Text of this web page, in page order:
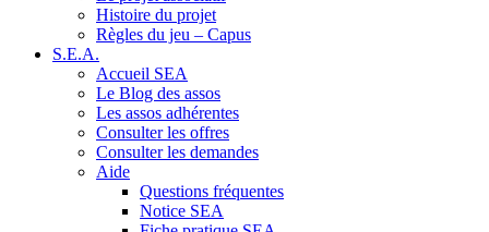
Histoire du projet
Règles du jeu – Capus
S.E.A.
Accueil SEA
Le Blog des assos
Les assos adhérentes
Consulter les offres
Consulter les demandes
Aide
Questions fréquentes
Notice SEA